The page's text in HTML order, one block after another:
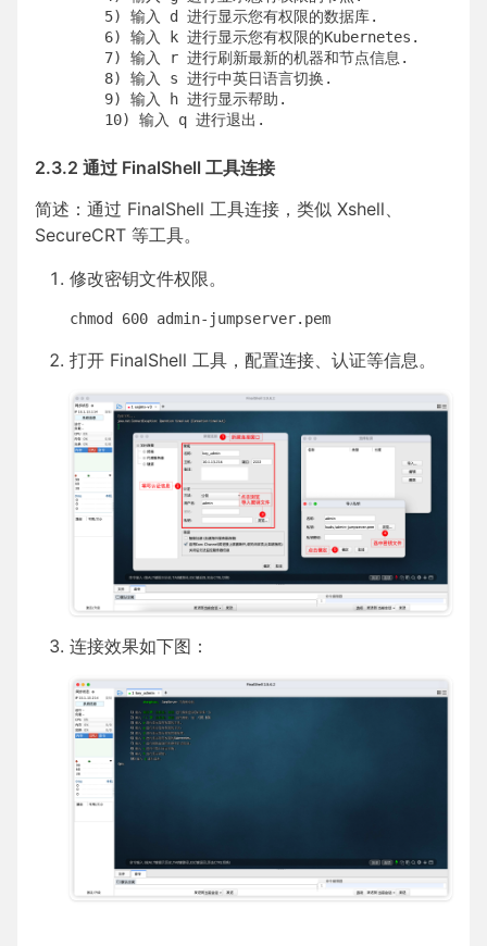
	10) 输入 q 进行退出.
2.3.2 通过 FinalShell 工具连接
简述：通过 FinalShell 工具连接，类似 Xshell、
SecureCRT 等工具。
修改密钥文件权限。
chmod 600 admin-jumpserver.pem
打开 FinalShell 工具，配置连接、认证等信息。
连接效果如下图：